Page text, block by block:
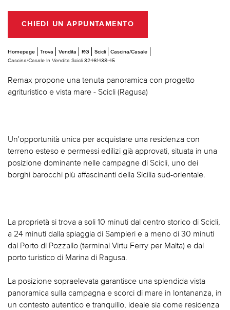
CHIEDI UN APPUNTAMENTO
Homepage Trova Vendita RG Scicli
Cascina/Casale
Cascina/Casale In Vendita Scicli 32461438-45
Remax propone una tenuta panoramica con progetto
agrituristico e vista mare - Scicli (Ragusa)
Un'opportunità unica per acquistare una residenza con
terreno esteso e permessi edilizi già approvati, situata in una
posizione dominante nelle campagne di Scicli, uno dei
borghi barocchi più affascinanti della Sicilia sud-orientale.
La proprietà si trova a soli 10 minuti dal centro storico di Scicli,
a 24 minuti dalla spiaggia di Sampieri e a meno di 30 minuti
dal Porto di Pozzallo (terminal Virtu Ferry per Malta) e dal
porto turistico di Marina di Ragusa.
La posizione sopraelevata garantisce una splendida vista
panoramica sulla campagna e scorci di mare in lontananza, in
un contesto autentico e tranquillo, ideale sia come residenza